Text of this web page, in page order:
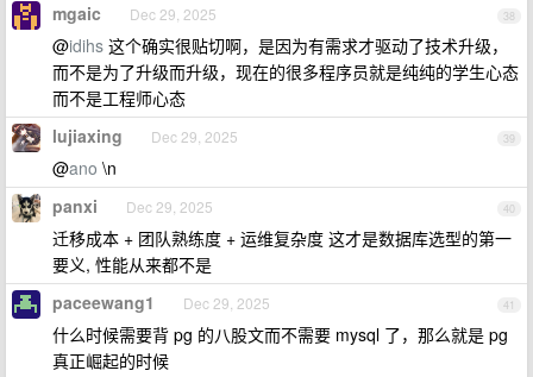
38
mgaic Dec 29, 2025
@idihs 这个确实很贴切啊，是因为有需求才驱动了技术升级，
而不是为了升级而升级，现在的很多程序员就是纯纯的学生心态
而不是工程师心态
39
lujiaxing Dec 29, 2025
@ano \n
40
panxi Dec 29, 2025
迁移成本 + 团队熟练度 + 运维复杂度 这才是数据库选型的第一
要义, 性能从来都不是
41
paceewang1 Dec 29, 2025
什么时候需要背 pg 的八股文而不需要 mysql 了，那么就是 pg
真正崛起的时候